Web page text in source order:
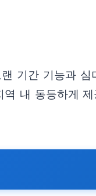
기간 기능과 심
내 동등하게